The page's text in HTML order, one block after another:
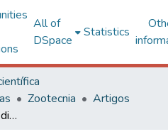
All of
DSpace
Statistics
Zootecnia
Artigos
Níveis de ácido fólico em dietas contendo ácido fórmico para leitões de 21 a 48 dias de idade